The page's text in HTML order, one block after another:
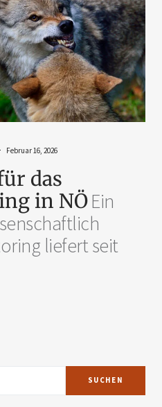
Februar 16, 2026
das
in NÖEin
liefert seit
SUCHEN